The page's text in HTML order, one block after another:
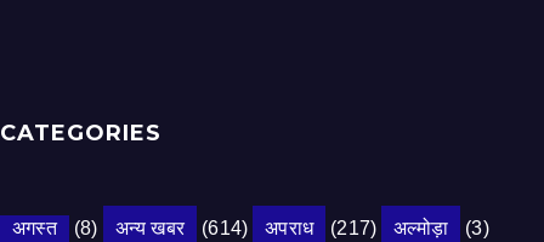
CATEGORIES
अगस्त (8) अन्य खबर (614) अपराध (217) अल्मोड़ा (3)